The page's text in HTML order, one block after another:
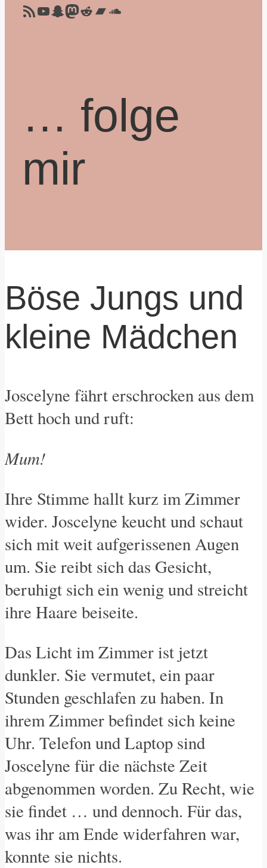
diesen Blog per RSS abonnieren
YouTube
Snapchat
Mastodon
James auf Reddit
Bandcamp
SoundCloud
… folge
mir
Böse Jungs und
kleine Mädchen
Joscelyne fährt erschrocken aus dem
Bett hoch und ruft:
Mum!
Ihre Stimme hallt kurz im Zimmer
wider. Joscelyne keucht und schaut
sich mit weit aufgerissenen Augen
um. Sie reibt sich das Gesicht,
beruhigt sich ein wenig und streicht
ihre Haare beiseite.
Das Licht im Zimmer ist jetzt
dunkler. Sie vermutet, ein paar
Stunden geschlafen zu haben. In
ihrem Zimmer befindet sich keine
Uhr. Telefon und Laptop sind
Joscelyne für die nächste Zeit
abgenommen worden. Zu Recht, wie
sie findet … und dennoch. Für das,
was ihr am Ende widerfahren war,
konnte sie nichts.